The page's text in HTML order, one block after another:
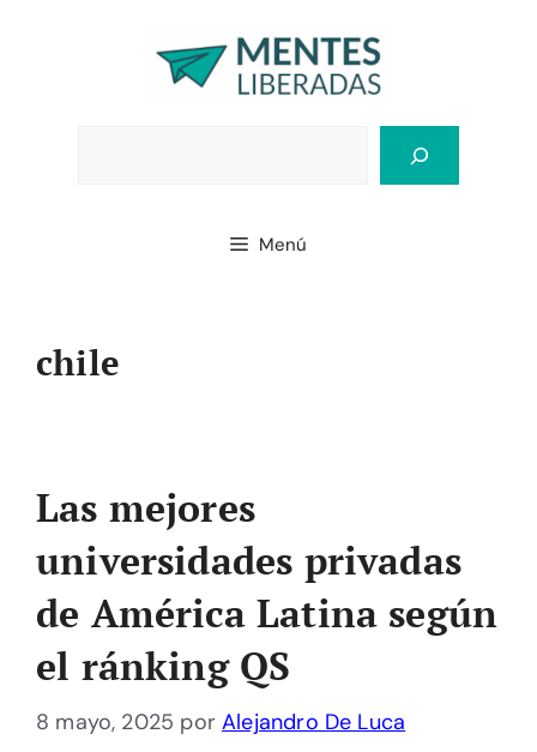
Menú
chile
Las mejores
universidades privadas
de América Latina según
el ránking QS
8 mayo, 2025 porAlejandro De Luca